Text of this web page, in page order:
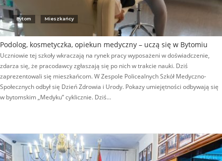
Bytom Mieszkańcy
Podolog, kosmetyczka, opiekun medyczny – uczą się w Bytomiu
Uczniowie tej szkoły wkraczają na rynek pracy wyposażeni w doświadczenie,
zdarza się, że pracodawcy zgłaszają się po nich w trakcie nauki. Dziś
zaprezentowali się mieszkańcom. W Zespole Policealnych Szkół Medyczno-
Społecznych odbył się Dzień Zdrowia i Urody. Pokazy umiejętności odbywają się
w bytomskim „Medyku” cyklicznie. Dziś…